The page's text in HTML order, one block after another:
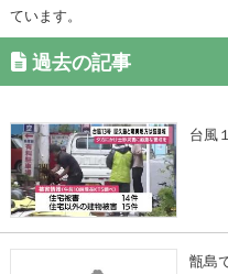
ています。
過去の記事
台風
甑島